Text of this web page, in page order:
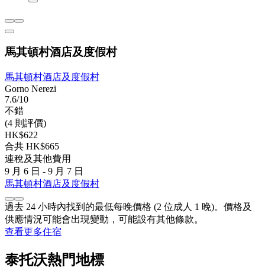
馬其頓村酒店及度假村
馬其頓村酒店及度假村
Gorno Nerezi
7.6/10
不錯
(4 則評價)
HK$622
合共 HK$665
連稅及其他費用
9 月 6 日 - 9 月 7 日
馬其頓村酒店及度假村
過去 24 小時內找到的最低每晚價格 (2 位成人 1 晚)。價格及
供應情況可能會出現變動，可能設有其他條款。
查看更多住宿
泰托沃熱門地標